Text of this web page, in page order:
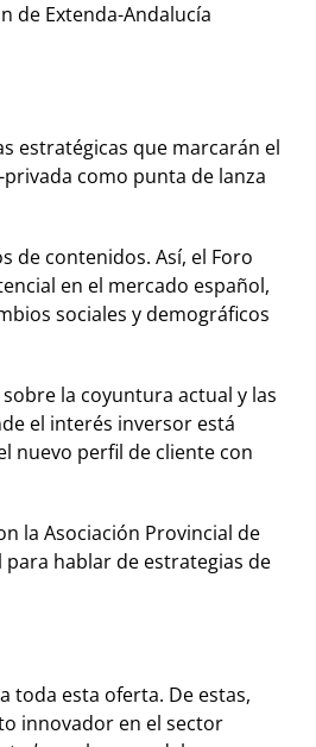
de Extenda-Andalucía
estratégicas que marcarán el
como punta de lanza
de contenidos. Así, el Foro
en el mercado español,
sociales y demográficos
la coyuntura actual y las
el interés inversor está
nuevo perfil de cliente con
la Asociación Provincial de
hablar de estrategias de
toda esta oferta. De estas,
innovador en el sector